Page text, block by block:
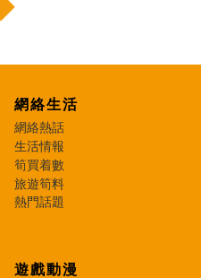
網絡生活
網絡熱話
生活情報
筍買着數
旅遊筍料
熱門話題
遊戲動漫